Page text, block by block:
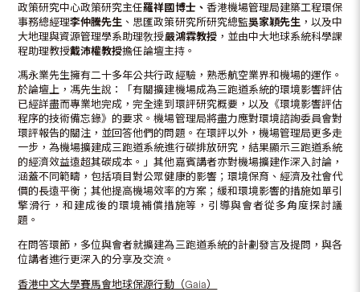
政策研究中心政策研究主任羅祥國博士、 香港機場管理局建築工程環保
事務總經理李仲騰先生 、思匯政策研究所研究總監吳家穎先生 ，以及中
大地理與資源管理學系助理敎授嚴鴻霖教授，並由中大地球系統科學課
程助理教授戴沛權教授擔任論壇主持。
馮永業先生擁有二十多年公共行政經驗，熟悉航空業界和機場的運作。
於論壇上，馮先生說：「有關擴建機場成為三跑道系統的環境影響評估
已經詳盡而專業地完成，完全達到環評研究概要，以及《環境影響評估
程序的技術備忘錄》的要求。機場管理局將盡力應對環境諮詢委員會對
環評報告的關注，並回答他們的問題。在環評以外，機場管理局更多走
一步，為機場擴建成三跑道系統進行碳排放研究，結果顯示三跑道系統
的經濟效益遠超其碳成本。」其他嘉賓講者亦對機場擴建作深入討論，
涵蓋不同範疇，包括項目對公眾健康的影響；環境保育、經濟及社會代
價的長遠平衡；其他提高機場效率的方案；緩和環境影響的措施如單引
擎滑行，和建成後的環境補償措施等，引導與會者從多角度探討議
題。
在問答環節，多位與會者就擴建為三跑道系統的計劃發言及提問，與各
位講者進行更深入的分享及交流。
香港中文大學賽馬會地球保源行動（Gaia）